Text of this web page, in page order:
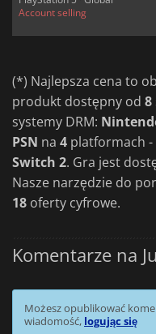
przekształcenia każdej
Account selling
(*) Najlepsza cena to
produkt dostępny od 8
systemy DRM:
PSN na 4 platformach -
Switch 2. Gra jest
Nasze narzędzie do
18 oferty cyfrowe.
Komentarze na
Możesz opublikować
wiadomość, logując się